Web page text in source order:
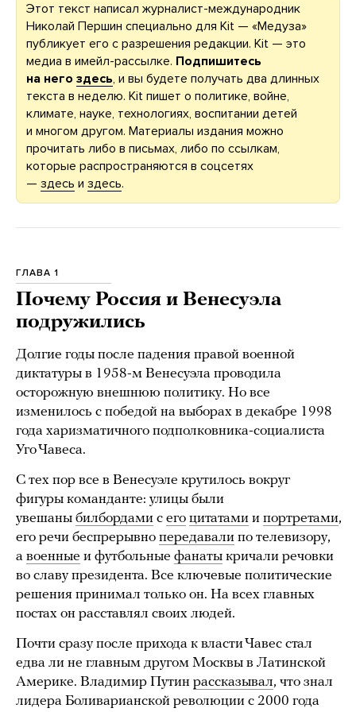
Этот текст написал журналист-международник
Николай Першин специально для Kit — «Медуза»
публикует его с разрешения редакции. Kit — это
медиа в имейл-рассылке. Подпишитесь
на него здесь, и вы будете получать два длинных
текста в неделю. Kit пишет о политике, войне,
климате, науке, технологиях, воспитании детей
и многом другом. Материалы издания можно
прочитать либо в письмах, либо по ссылкам,
которые распространяются в соцсетях
— здесь и здесь.
ГЛАВА 1
Почему Россия и Венесуэла
подружились
Долгие годы после падения правой военной
диктатуры в 1958-м Венесуэла проводила
осторожную внешнюю политику. Но все
изменилось с победой на выборах в декабре 1998
года харизматичного подполковника-социалиста
Уго Чавеса.
С тех пор все в Венесуэле крутилось вокруг
фигуры команданте: улицы были
увешаны билбордами с его цитатами и портретами,
его речи беспрерывно передавали по телевизору,
а военные и футбольные фанаты кричали речовки
во славу президента. Все ключевые политические
решения принимал только он. На всех главных
постах он расставлял своих людей.
Почти сразу после прихода к власти Чавес стал
едва ли не главным другом Москвы в Латинской
Америке. Владимир Путин рассказывал, что знал
лидера Боливарианской революции с 2000 года